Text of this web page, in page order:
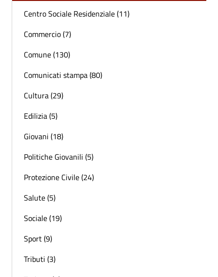
Centro Sociale Residenziale (11)
Commercio (7)
Comune (130)
Comunicati stampa (80)
Cultura (29)
Edilizia (5)
Giovani (18)
Politiche Giovanili (5)
Protezione Civile (24)
Salute (5)
Sociale (19)
Sport (9)
Tributi (3)